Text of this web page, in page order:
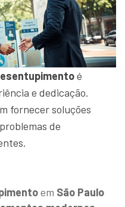
é
e dedicação.
fornecer soluções
de
em São Paulo